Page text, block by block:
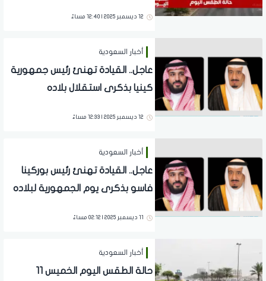
12 ديسمبر 2025 | 12:40 مساءً
أخبار السعودية
عاجل.. القيادة تهنئ رئيس جمهورية
كينيا بذكرى استقلال بلاده
12 ديسمبر 2025 | 12:33 مساءً
أخبار السعودية
عاجل.. القيادة تهنئ رئيس بوركينا
فاسو بذكرى يوم الجمهورية لبلاده
11 ديسمبر 2025 | 02:12 مساءً
أخبار السعودية
حالة الطقس اليوم الخميس 11